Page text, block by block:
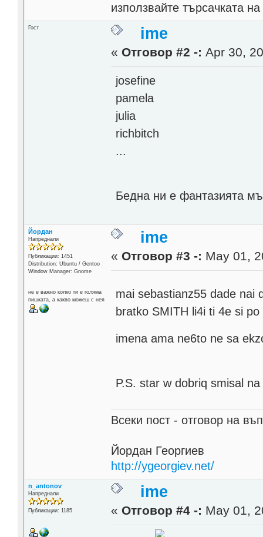
използвайте търсачката
Гост ime
« Отговор #2 -: Apr 30,
josefine
pamela
julia
richbitch
...
Бедна ни е фантазията
Йордан
Напреднали
Публикации: 1451
Distribution: Ubuntu / Gentoo
Window Manager: Gnome
не е важно колко ти е голяма
пишката, а какво можеш с нея
ime
« Отговор #3 -: May 01,
mai sebastianz55 dade
bratko SMITH li4i ti 4e si
imena ama ne6to ne sa
P.S. star w dobriq smisal
Всеки пост - отговор на
Йордан Георгиев
http://ygeorgiev.net/
n_antonov
Напреднали
Публикации: 1185
ime
« Отговор #4 -: May 01,